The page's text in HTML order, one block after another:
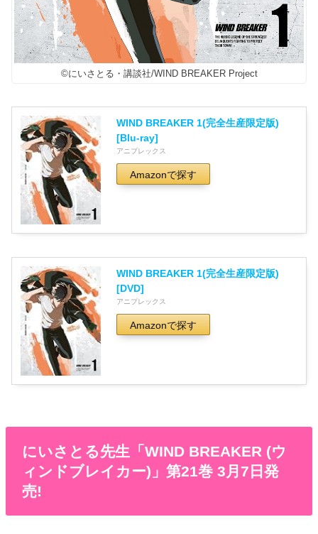
©にいさとる・講談社/WIND BREAKER Project
WIND BREAKER 1(完全生産限定版)
[Blu-ray]
アニプレックス
Amazonで探す
WIND BREAKER 1(完全生産限定版)
[DVD]
アニプレックス
Amazonで探す
にいさとる先生「WIND BREAKER (ウ
ィンドブレイカー)」第21巻 3月7日発
売!